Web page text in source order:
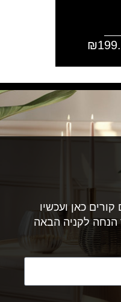
₪
כאן ועכשיו
הנחה לקניה הבאה